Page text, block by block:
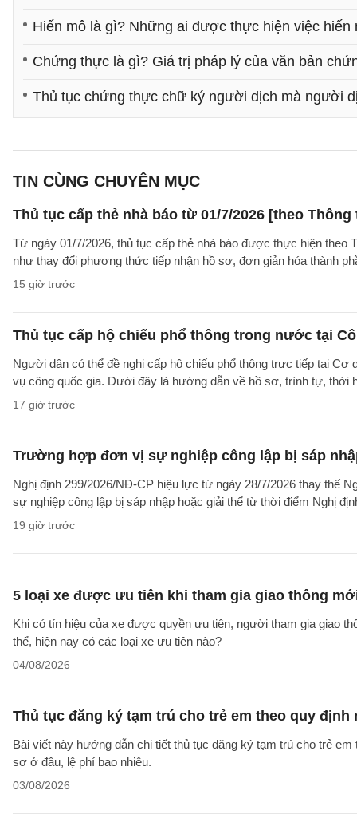
Hiến mô là gì? Những ai được thực hiện việc hiến
Chứng thực là gì? Giá trị pháp lý của văn bản
Thủ tục chứng thực chữ ký người dịch mà người
TIN CÙNG CHUYÊN MỤC
Thủ tục cấp thẻ nhà báo từ 01/7/2026 [theo Thông
Từ ngày 01/7/2026, thủ tục cấp thẻ nhà báo được thực hiện
như thay đổi phương thức tiếp nhận hồ sơ, đơn giản hóa thành
15 giờ trước
Thủ tục cấp hộ chiếu phổ thông trong nước tại
Người dân có thể đề nghị cấp hộ chiếu phổ thông trực tiếp tại
vụ công quốc gia. Dưới đây là hướng dẫn về hồ sơ, trình tự, thời
17 giờ trước
Trường hợp đơn vị sự nghiệp công lập bị sáp
Nghị định 299/2026/NĐ-CP hiệu lực từ ngày 28/7/2026 thay thế
sự nghiệp công lập bị sáp nhập hoặc giải thể từ thời điểm Nghị
19 giờ trước
5 loại xe được ưu tiên khi tham gia giao thông
Khi có tín hiệu của xe được quyền ưu tiên, người tham gia giao
thể, hiện nay có các loại xe ưu tiên nào?
04/08/2026
Thủ tục đăng ký tạm trú cho trẻ em theo quy định
Bài viết này hướng dẫn chi tiết thủ tục đăng ký tạm trú cho trẻ
sơ ở đâu, lệ phí bao nhiêu.
03/08/2026